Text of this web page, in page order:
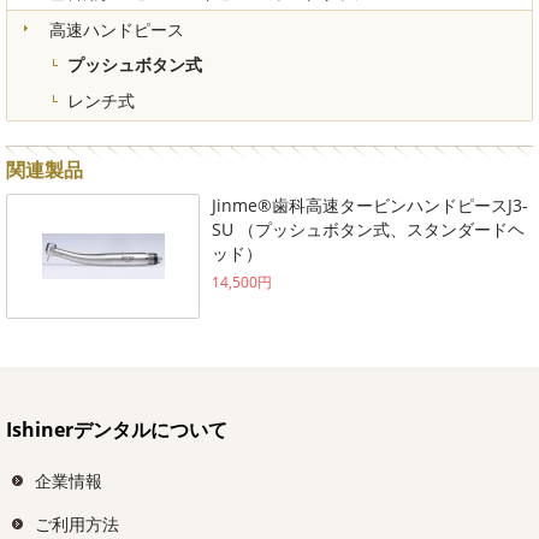
高速ハンドピース
プッシュボタン式
レンチ式
関連製品
Jinme®歯科高速タービンハンドピースJ3-
SU （プッシュボタン式、スタンダードヘ
ッド）
14,500円
Ishinerデンタルについて
企業情報
ご利用方法